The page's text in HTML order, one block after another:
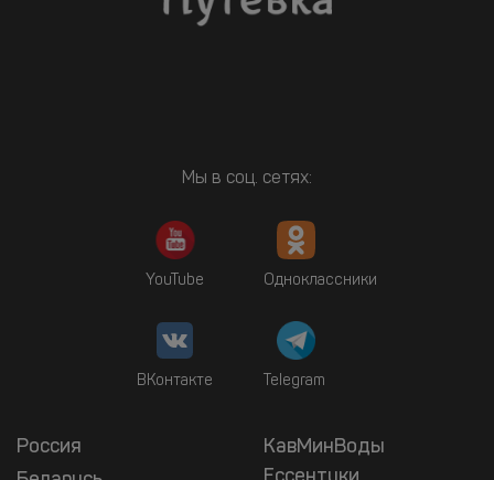
Мы в соц. сетях:
YouTube Одноклассники
ВКонтакте Telegram
Россия
КавМинВоды